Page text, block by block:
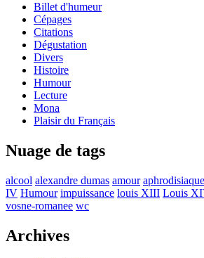
Billet d'humeur
Cépages
Citations
Dégustation
Divers
Histoire
Humour
Lecture
Mona
Plaisir du Français
Nuage de tags
alcool alexandre dumas amour
IV Humour impuissance louis XIII Louis
vosne-romanee wc
Archives